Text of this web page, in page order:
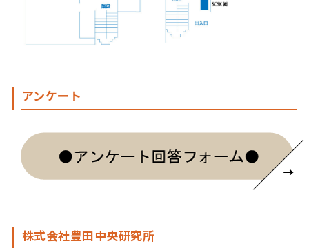
アンケート
株式会社豊田中央研究所